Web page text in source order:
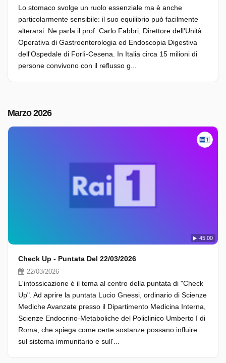
Lo stomaco svolge un ruolo essenziale ma è anche
particolarmente sensibile: il suo equilibrio può facilmente
alterarsi. Ne parla il prof. Carlo Fabbri, Direttore dell'Unità
Operativa di Gastroenterologia ed Endoscopia Digestiva
dell'Ospedale di Forlì-Cesena. In Italia circa 15 milioni di
persone convivono con il reflusso g...
Marzo 2026
45:00
Check Up - Puntata Del 22/03/2026
22/03/2026
L'intossicazione è il tema al centro della puntata di "Check
Up". Ad aprire la puntata Lucio Gnessi, ordinario di Scienze
Mediche Avanzate presso il Dipartimento Medicina Interna,
Scienze Endocrino-Metaboliche del Policlinico Umberto I di
Roma, che spiega come certe sostanze possano influire
sul sistema immunitario e sull'...